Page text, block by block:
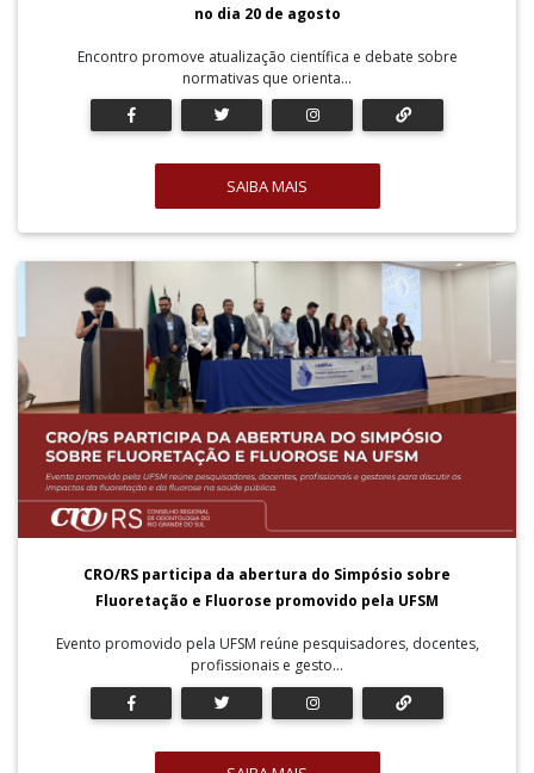
no dia 20 de agosto
Encontro promove atualização científica e debate sobre
normativas que orienta...
SAIBA MAIS
CRO/RS participa da abertura do Simpósio sobre
Fluoretação e Fluorose promovido pela UFSM
Evento promovido pela UFSM reúne pesquisadores, docentes,
profissionais e gesto...